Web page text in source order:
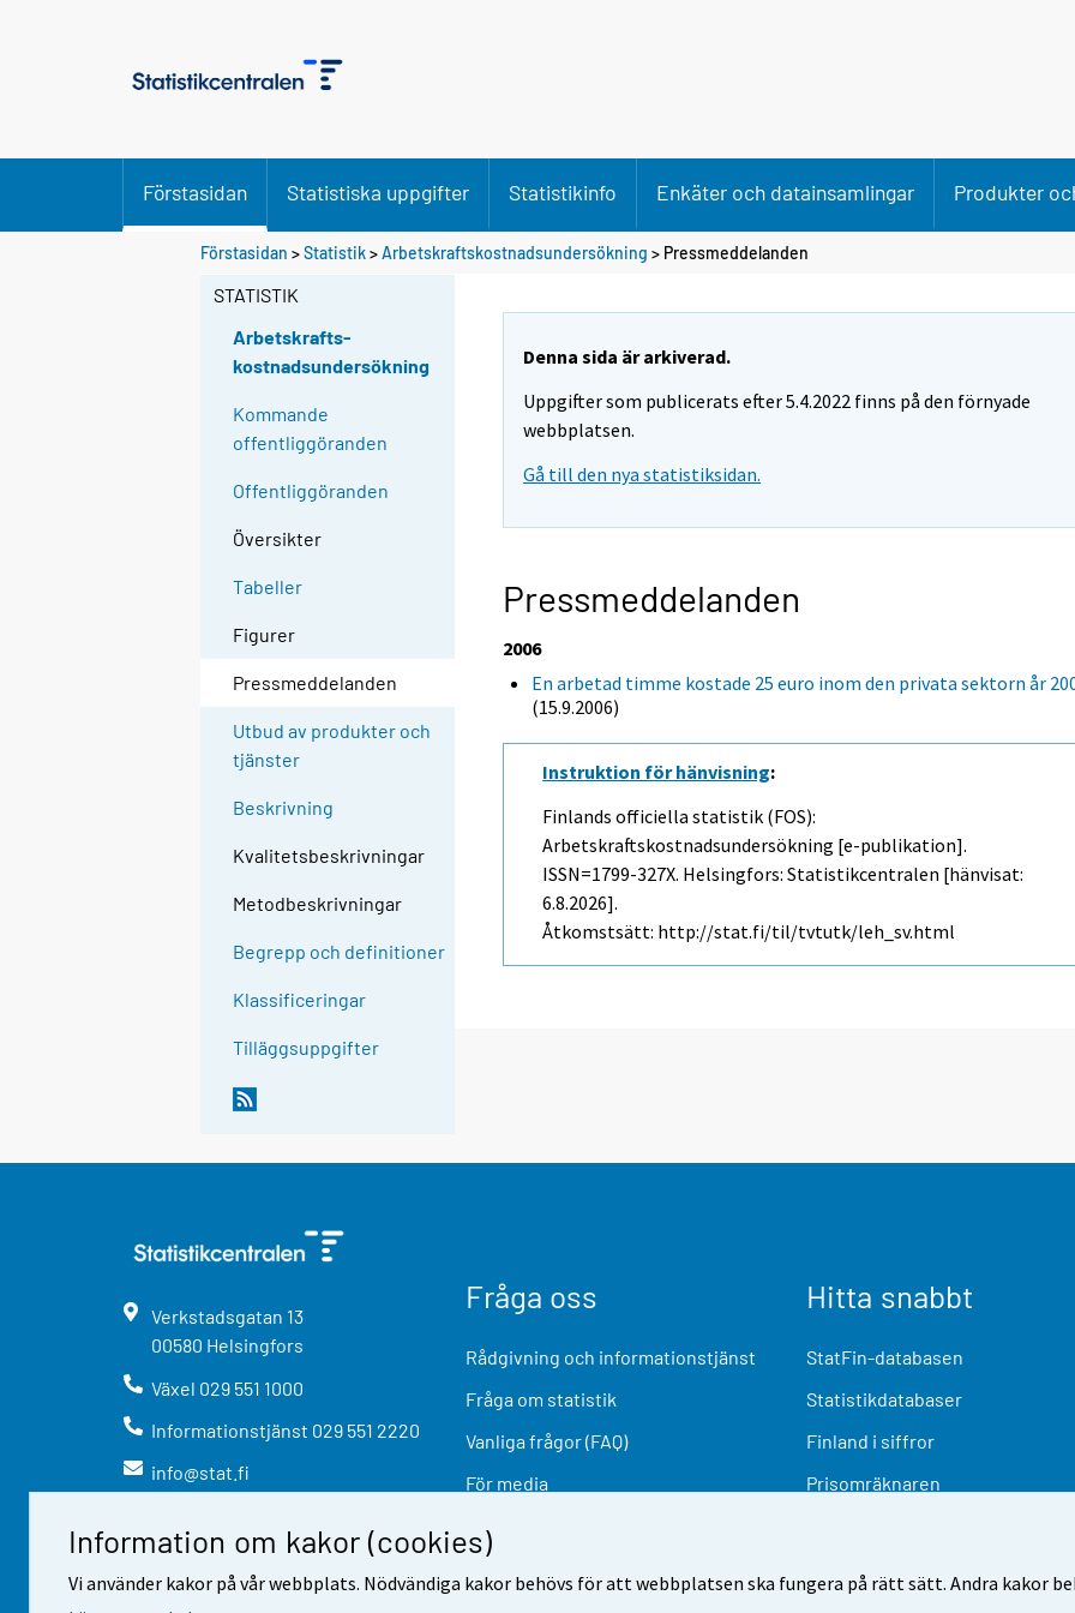
Information om kakor (cookies)
Vi använder kakor på vår webbplats. Nödvändiga kakor behövs för att webbplatsen ska fungera på rätt sätt. Andra kakor
Förstasidan Statistiska uppgifter Statistikinfo Enkäter och datainsamlingar Produkter
Förstasidan >Statistik>Arbetskraftskostnadsundersökning > Pressmeddelanden
STATISTIK
Arbetskrafts-
kostnadsundersökning
Kommande
offentliggöranden
Offentliggöranden
Översikter
Tabeller
Figurer
Pressmeddelanden
Utbud av produkter och
tjänster
Beskrivning
Kvalitetsbeskrivningar
Metodbeskrivningar
Begrepp och definitioner
Klassificeringar
Tilläggsuppgifter
Denna sida är arkiverad.
Uppgifter som publicerats efter 5.4.2022 finns på den förnyade
webbplatsen.
Gå till den nya statistiksidan.
Pressmeddelanden
2006
En arbetad timme kostade 25 euro inom den privata sektorn år
(15.9.2006)
Instruktion för hänvisning:
Finlands officiella statistik (FOS):
Arbetskraftskostnadsundersökning [e-publikation].
ISSN=1799-327X. Helsingfors: Statistikcentralen [hänvisat:
6.8.2026].
Åtkomstsätt: http://stat.fi/til/tvtutk/leh_sv.html
Verkstadsgatan 13
00580 Helsingfors
Växel 029 551 1000
Informationstjänst 029 551 2220
info@stat.fi
Fråga oss
Rådgivning och informationstjänst
Fråga om statistik
Vanliga frågor (FAQ)
För media
Hitta snabbt
StatFin-databasen
Statistikdatabaser
Finland i siffror
Prisomräknaren